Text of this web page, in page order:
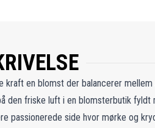
en blomst der balancerer
friske luft i en blomsterbutik fyldt
passionerede side hvor mørke og